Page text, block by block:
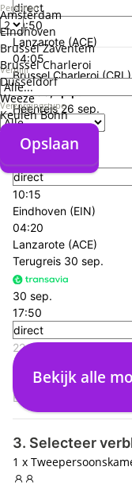
Personen
Verblijf
Verzorgingstype
Opslaan
Amsterdam
Eindhoven
Brussel Zaventem
Brussel Charleroi
Düsseldorf
Weeze
Keulen Bonn
Opslaan
direct
19:50
Lanzarote (ACE)
04:05
Brussel Charleroi (CRL)
+€ 166,- p.p.
Heenreis 26 sep.
26 sep.
direct
10:15
Eindhoven (EIN)
04:20
Lanzarote (ACE)
Terugreis 30 sep.
30 sep.
17:50
direct
22:55
Lanzarote (ACE)
04:05
Eindhoven (EIN)
Bekijk alle
3. Selecteer
1 x